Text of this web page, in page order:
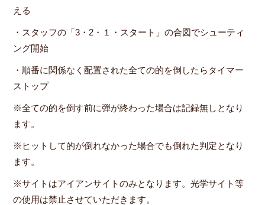
える
・スタッフの「3・2・１・スタート」の合図でシューティ
ング開始
・順番に関係なく配置された全ての的を倒したらタイマー
ストップ
※全ての的を倒す前に弾が終わった場合は記録無しとなり
ます。
※ヒットして的が倒れなかった場合でも倒れた判定となり
ます。
※サイトはアイアンサイトのみとなります。光学サイト等
の使用は禁止させていただきます。